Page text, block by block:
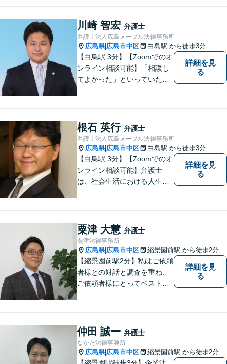
と思っています。少しでも何
か気になることがありました
ら、お気軽にご相談くださ
い。
川崎 智宏 弁護士
弁護士法人広島メープル法律事務所
広島県| 広島市中区 白島駅 から徒歩3分
【白鳥駅 3分】【Zoomでのオ
ンライン相談可能】「相談し
てよかった」といっていただ
スペースのご用意が可能で
す。ご希望の方はご予約の際
にお申し付けください。
詳細を見
る
根石 英行 弁護士
弁護士法人広島メープル法律事務所
広島県| 広島市中区 白島駅 から徒歩3分
【白鳥駅 3分】【Zoomでのオ
ンライン相談可能】弁護士
は、社会生活における人生の
整えておりますので、困った
とき、迷ったときはお気軽に
ご相談ください。
詳細を見
る
粟津 大慧 弁護士
粟津法律事務所
広島県| 広島市中区 縮景園前駅 から徒歩2分
【縮景園前駅2分】私はご依頼
者様との対話と調査を重ね、
ご依頼者様にとってベストな
様にご満足いただけるよう、
日々研鑽を積んでおります。
ぜひお気軽にご相談くださ
い。
詳細を見
る
仲田 誠一 弁護士
なかた法律事務所
広島県| 広島市中区 縮景園前駅 から徒歩2分